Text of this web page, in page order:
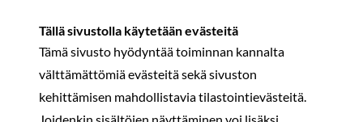
Tällä sivustolla käytetään evästeitä
Tämä sivusto hyödyntää toiminnan kannalta
välttämättömiä evästeitä sekä sivuston
kehittämisen mahdollistavia tilastointievästeitä.